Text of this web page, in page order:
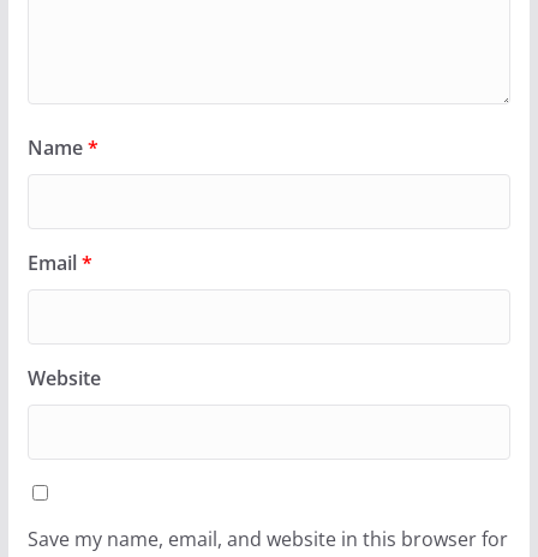
Name*
Email*
Website
Save my name, email, and website in this browser for